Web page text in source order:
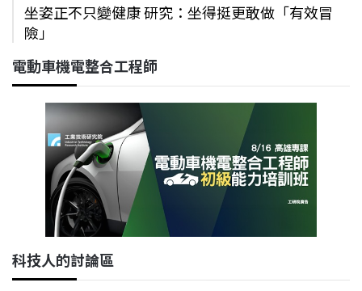
坐姿正不只變健康 研究：坐得挺更敢做「有效冒
險」
電動車機電整合工程師
科技人的討論區